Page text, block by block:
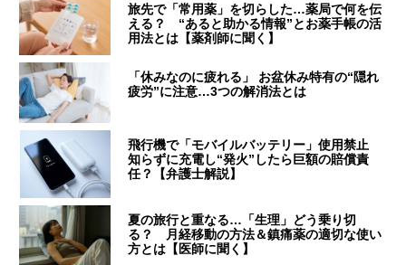
旅先で「常用薬」を切らした…薬局で何を伝
える？ “あると助かる情報”とお薬手帳の活
用法とは【薬剤師に聞く】
「休みなのに疲れる」 お盆休み特有の“隠れ
疲労”に注意…3つの解消法とは
飛行機で「モバイルバッテリー」使用禁止
知らずに充電し“発火”したら巨額の賠償責
任？【弁護士解説】
夏の旅行と重なる…「生理」どう乗り切
る？ 月経移動の方法＆鎮痛薬の適切な使い
方とは【医師に聞く】